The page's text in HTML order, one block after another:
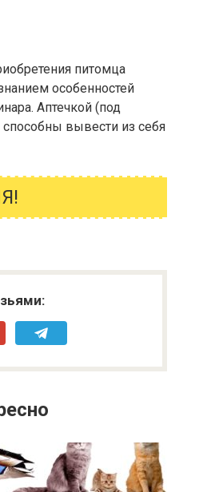
питомца
особенностей
Аптечкой (под
вывести из себя